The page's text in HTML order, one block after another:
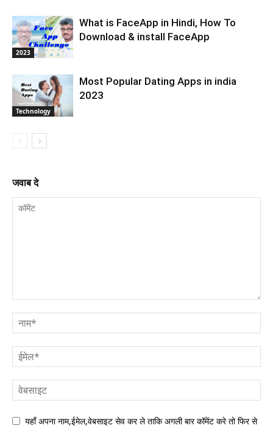
2023
What is FaceApp in Hindi, How To
Download & install FaceApp
Technology
Most Popular Dating Apps in india
2023
जवाब दे
यहाँ अपना नाम,ईमेल,वेबसाइट सेव कर ले ताकि अगली बार कॉमेंट करे तो फिर से